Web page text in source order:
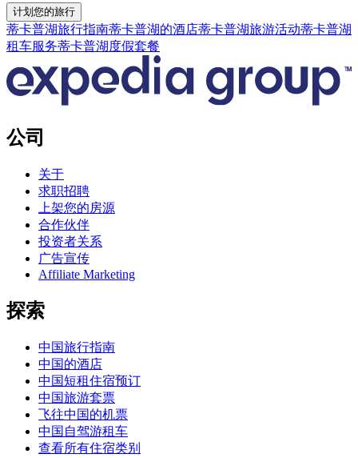
计划您的旅行
蒂卡普湖旅行指南蒂卡普湖的酒店蒂卡普湖旅游活动蒂卡普湖
租车服务蒂卡普湖度假套餐
公司
关于
求职招聘
上架您的房源
合作伙伴
投资者关系
广告宣传
Affiliate Marketing
探索
中国旅行指南
中国的酒店
中国短租住宿预订
中国旅游套票
飞往中国的机票
中国自驾游租车
查看所有住宿类别